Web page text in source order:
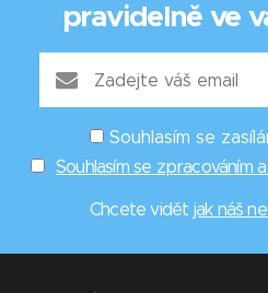
pravidelně ve
Souhlasím se
Souhlasím se zpracováním
Chcete vidět jak náš